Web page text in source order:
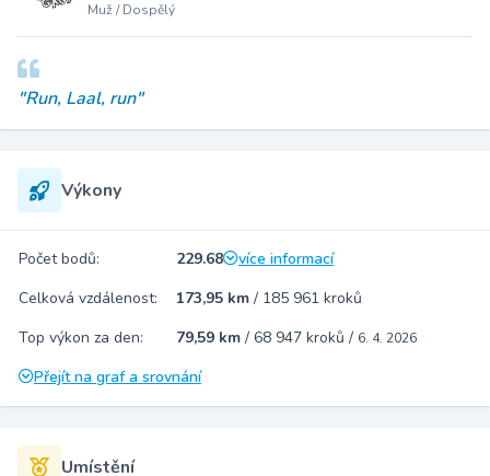
Muž / Dospělý
"Run, Laal, run"
Výkony
Počet bodů: 229.68
více informací
Celková vzdálenost:
173,95 km / 185 961 kroků
Top výkon za den:
79,59 km / 68 947 kroků / 6. 4. 2026
Přejít na graf a srovnání
Umístění